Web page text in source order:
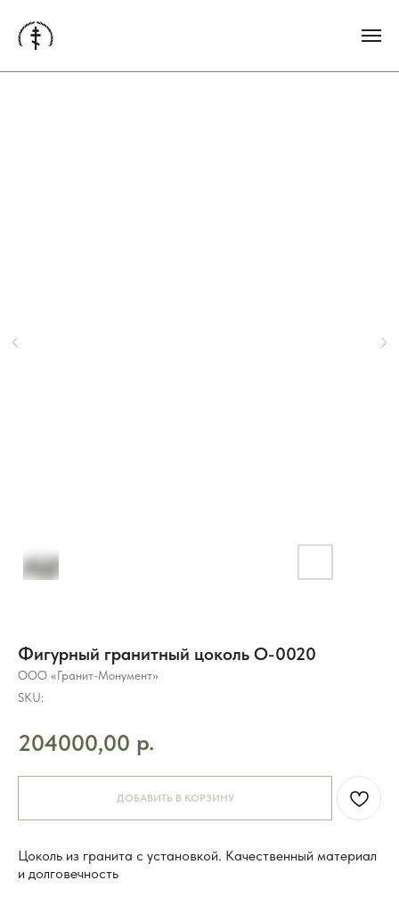
Фигурный гранитный цоколь O-0020
ООО «Гранит-Монумент»
SKU:
204000,00 р.
ДОБАВИТЬ В КОРЗИНУ
Цоколь из гранита с установкой. Качественный материал
и долговечность
8 (495) 003-42-92